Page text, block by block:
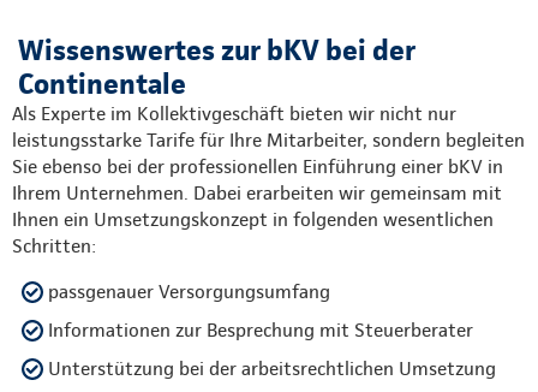
Wissenswertes zur bKV bei der
Continentale
Als Experte im Kollektivgeschäft bieten wir nicht nur
leistungsstarke Tarife für Ihre Mitarbeiter, sondern begleiten
Sie ebenso bei der professionellen Einführung einer bKV in
Ihrem Unternehmen. Dabei erarbeiten wir gemeinsam mit
Ihnen ein Umsetzungskonzept in folgenden wesentlichen
Schritten:
passgenauer Versorgungsumfang
Informationen zur Besprechung mit Steuerberater
Unterstützung bei der arbeitsrechtlichen Umsetzung